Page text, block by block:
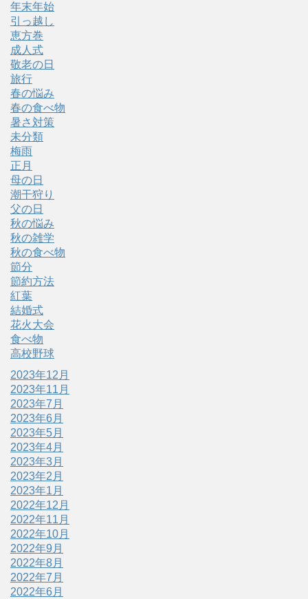
年末年始
引っ越し
恵方巻
成人式
敬老の日
旅行
春の悩み
春の食べ物
暑さ対策
未分類
梅雨
正月
母の日
潮干狩り
父の日
秋の悩み
秋の雑学
秋の食べ物
節分
節約方法
紅葉
結婚式
花火大会
食べ物
高校野球
2023年12月
2023年11月
2023年7月
2023年6月
2023年5月
2023年4月
2023年3月
2023年2月
2023年1月
2022年12月
2022年11月
2022年10月
2022年9月
2022年8月
2022年7月
2022年6月